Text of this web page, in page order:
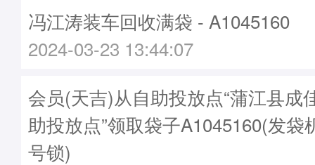
冯江涛装车回收满袋 - A1045160
2024-03-23 13:44:07
会员(天吉)从自助投放点“蒲江县成
助投放点”领取袋子A1045160(发袋
号锁)